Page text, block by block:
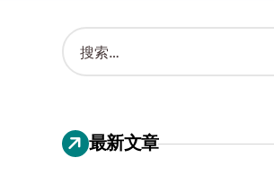
搜
索
：
最新文章